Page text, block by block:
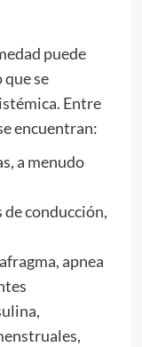
puede
se
Entre
encuentran:
a menudo
conducción,
apnea